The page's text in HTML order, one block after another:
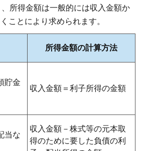
所得金額は一般的には収入金額か
ことにより求められます。
所得金額の計算方法
貯金
収入金額＝利子所得の金額
当な
収入金額－株式等の元本取
得のために要した負債の利